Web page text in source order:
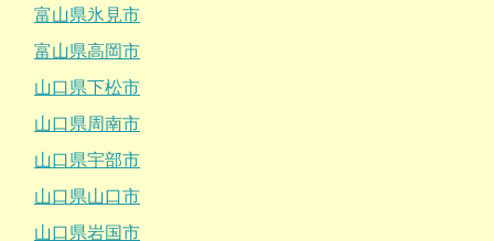
富山県氷見市
富山県高岡市
山口県下松市
山口県周南市
山口県宇部市
山口県山口市
山口県岩国市